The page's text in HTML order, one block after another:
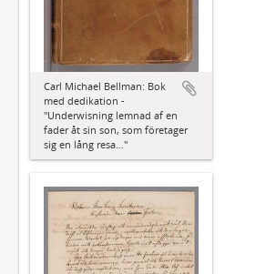
Carl Michael Bellman: Bok
med dedikation -
"Underwisning lemnad af en
fader åt sin son, som företager
sig en lång resa…"